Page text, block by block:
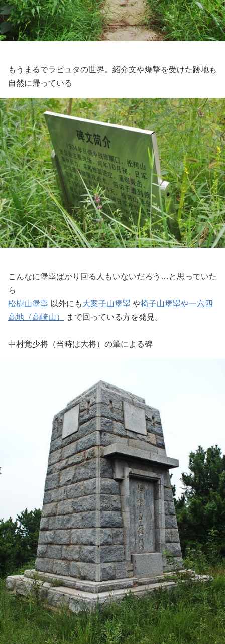
もうまるでラピュタの世界。紹介文や爆撃を受けた跡地も
自然に帰っている
こんなに堡塁ばかり回る人もいないだろう…と思っていた
ら
松樹山堡塁 以外にも大案子山堡塁 や椅子山堡塁や一六四
高地（高崎山）
まで回っている方を発見。
中村覚少将（当時は大将）の筆による碑